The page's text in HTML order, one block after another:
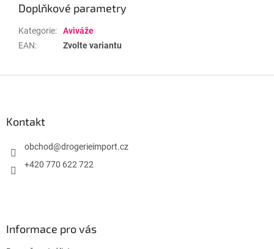
Doplňkové parametry
Kategorie:
Aviváže
EAN: Zvolte variantu
Kontakt
obchod@drogerieimport.cz
+420 770 622 722
Informace pro vás